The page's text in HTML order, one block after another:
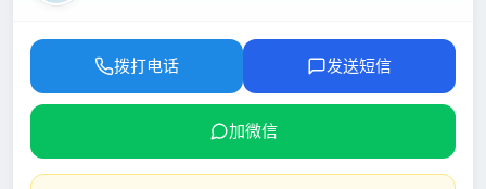
拨打电话 发送短信
加微信